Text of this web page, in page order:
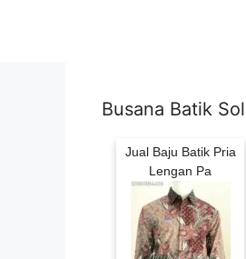
Busana Batik
Jual Baju Batik Pria
Lengan Pa